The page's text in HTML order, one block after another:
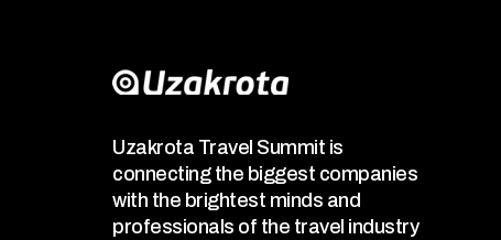
Uzakrota Travel Summit is
connecting the biggest companies
with the brightest minds and
professionals of the travel industry